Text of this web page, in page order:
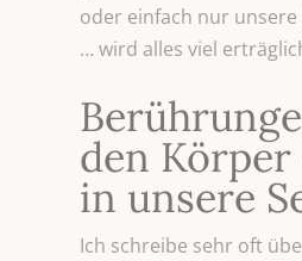
oder einfach nur
… wird alles viel
den
in unsere
Ich schreibe sehr oft